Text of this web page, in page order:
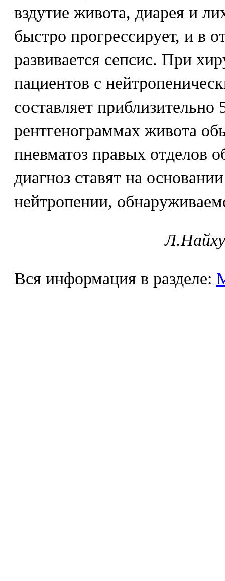
вздутие живота, диарея и
быстро прогрессирует, и в
развивается сепсис. При
пациентов с
составляет
рентгенограммах живота
пневматоз правых отделов
диагноз ставят на
нейтропении,
Вся информация в разделе: